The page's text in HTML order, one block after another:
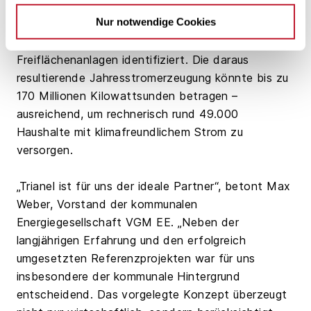
Nur notwendige Cookies
Rund 120 Hektar wurden bislang in der Region als
grundsätzlich geeignete Fläche für Photovoltaik-
Freiflächenanlagen identifiziert. Die daraus
resultierende Jahresstromerzeugung könnte bis zu
170 Millionen Kilowattsunden betragen –
ausreichend, um rechnerisch rund 49.000
Haushalte mit klimafreundlichem Strom zu
versorgen.
„Trianel ist für uns der ideale Partner“, betont Max
Weber, Vorstand der kommunalen
Energiegesellschaft VGM EE. „Neben der
langjährigen Erfahrung und den erfolgreich
umgesetzten Referenzprojekten war für uns
insbesondere der kommunale Hintergrund
entscheidend. Das vorgelegte Konzept überzeugt